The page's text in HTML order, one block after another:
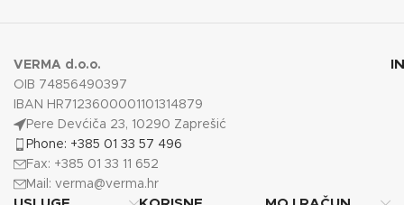
VERMA d.o.o.
OIB 74856490397
IBAN HR7123600001101314879
Pere Devćiča 23, 10290 Zaprešić
Phone: +385 01 33 57 496
Fax: +385 01 33 11 652
Mail: verma@verma.hr